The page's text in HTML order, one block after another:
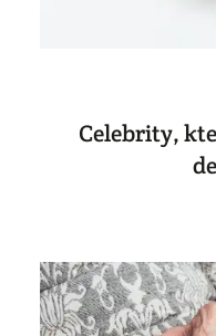
Celebrity,